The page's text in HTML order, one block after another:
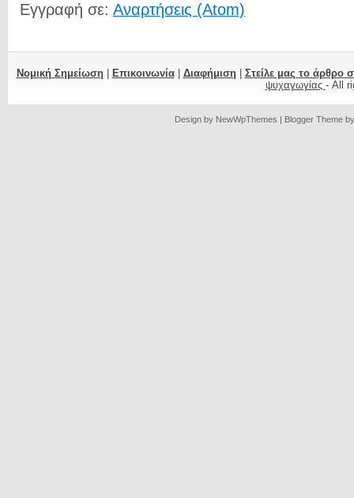
Εγγραφή σε: Αναρτήσεις (Atom)
Νομική Σημείωση| Επικοινωνία| Διαφήμιση| Στείλε μας το άρθρο
ψυχαγωγίας - All
Design by NewWpThemes | Blogger Theme